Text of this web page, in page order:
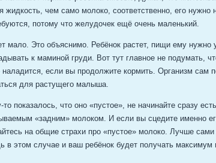
жидкость, чем само молоко, соответственно, его нужно
потому что желудочек ещё очень маленький.
мало. Это объяснимо. Ребёнок растет, пищи ему нужно
к маминой груди. Вот тут главное не подумать,
если вы продолжите кормить. Организм сам
для растущего малыша.
показалось, что оно «пустое», не начинайте сразу
«задним» молоком. И если вы сцедите именно
на общие страхи про «пустое» молоко. Лучше
в этом случае и ваш ребёнок будет получать максимум